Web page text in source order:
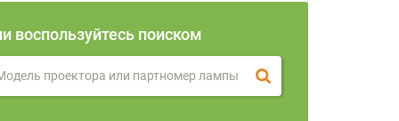
воспользуйтесь поиском